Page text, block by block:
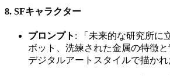
8. SFキャラクター
プロンプト : 「未来的な研究所に
ボット、洗練された金属の特徴と
デジタルアートスタイルで描かれ